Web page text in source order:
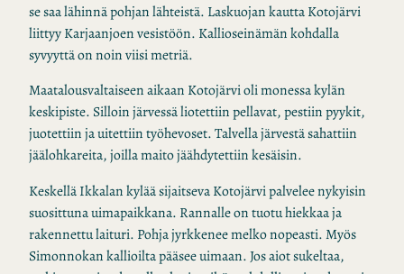
se saa lähinnä pohjan lähteistä. Laskuojan kautta Kotojärvi
liittyy Karjaanjoen vesistöön. Kallioseinämän kohdalla
syvyyttä on noin viisi metriä.
Maatalousvaltaiseen aikaan Kotojärvi oli monessa kylän
keskipiste. Silloin järvessä liotettiin pellavat, pestiin pyykit,
juotettiin ja uitettiin työhevoset. Talvella järvestä sahattiin
jäälohkareita, joilla maito jäähdytettiin kesäisin.
Keskellä Ikkalan kylää sijaitseva Kotojärvi palvelee nykyisin
suosittuna uimapaikkana. Rannalle on tuotu hiekkaa ja
rakennettu laituri. Pohja jyrkkenee melko nopeasti. Myös
Simonnokan kallioilta pääsee uimaan. Jos aiot sukeltaa,